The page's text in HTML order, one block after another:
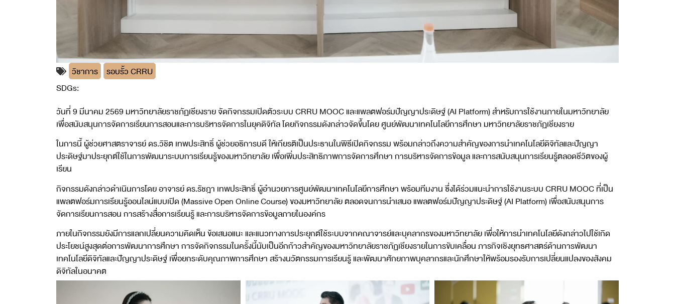
วิชาการ
รอบรั้ว CRRU
SDGs:
วันที่ 9 มีนาคม 2569 มหาวิทยาลัยราชภัฏเชียงราย จัดกิจกรรมเปิดตัวระบบ CRRU MOOC และแพลตฟอร์มปัญญาประดิษฐ์ (AI Platform) สำหรับการใช้งานภายในมหาวิทยาลัย
เพื่อสนับสนุนการจัดการเรียนการสอนและการบริหารจัดการในยุคดิจิทัล โดยกิจกรรมดังกล่าวจัดขึ้นโดย ศูนย์พัฒนาเทคโนโลยีการศึกษา มหาวิทยาลัยราชภัฏเชียงราย
ในการนี้ ผู้ช่วยศาสตราจารย์ ดร.วิชิต เทพประสิทธิ์ ผู้ช่วยอธิการบดี ให้เกียรติเป็นประธานในพิธีเปิดกิจกรรม พร้อมกล่าวถึงความสำคัญของการนำเทคโนโลยีดิจิทัลและปัญญา
ประดิษฐ์มาประยุกต์ใช้ในการพัฒนาระบบการเรียนรู้ของมหาวิทยาลัย เพื่อเพิ่มประสิทธิภาพการจัดการศึกษา การบริหารจัดการข้อมูล และการสนับสนุนการเรียนรู้ตลอดชีวิตของผู้
เรียน
กิจกรรมดังกล่าวดำเนินการโดย อาจารย์ ดร.รัชฎา เทพประสิทธิ์ ผู้อำนวยการศูนย์พัฒนาเทคโนโลยีการศึกษา พร้อมทีมงาน ซึ่งได้ร่วมแนะนำการใช้งานระบบ CRRU MOOC ที่เป็น
แพลตฟอร์มการเรียนรู้ออนไลน์แบบเปิด (Massive Open Online Course) ของมหาวิทยาลัย ตลอดจนการนำเสนอ แพลตฟอร์มปัญญาประดิษฐ์ (AI Platform) เพื่อสนับสนุนการ
จัดการเรียนการสอน การสร้างสื่อการเรียนรู้ และการบริหารจัดการข้อมูลภายในองค์กร
ภายในกิจกรรมยังมีการแลกเปลี่ยนความคิดเห็น ข้อเสนอแนะ และแนวทางการประยุกต์ใช้ระบบจากคณาจารย์และบุคลากรของมหาวิทยาลัย เพื่อให้การนำเทคโนโลยีดังกล่าวไปใช้เกิด
ประโยชน์สูงสุดต่อการพัฒนาการศึกษา การจัดกิจกรรมในครั้งนี้นับเป็นอีกก้าวสำคัญของมหาวิทยาลัยราชภัฏเชียงรายในการขับเคลื่อน ภารกิจเชิงยุทธศาสตร์ด้านการพัฒนา
เทคโนโลยีดิจิทัลและปัญญาประดิษฐ์ เพื่อยกระดับคุณภาพการศึกษา สร้างนวัตกรรมการเรียนรู้ และพัฒนาศักยภาพบุคลากรและนักศึกษาให้พร้อมรองรับการเปลี่ยนแปลงของสังคม
ดิจิทัลในอนาคต